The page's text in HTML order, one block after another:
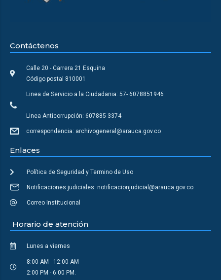
Contáctenos
Calle 20 - Carrera 21 Esquina
Código postal 810001
Linea de Servicio a la Ciudadania: 57- 6078851946
Linea Anticorrupción: 607885 3374
correspondencia: archivogeneral@arauca.gov.co
Enlaces
Política de Seguridad y Termino de Uso
Notificaciones judiciales: notificacionjudicial@arauca.gov.co
Correo Institucional
Horario de atención
Lunes a viernes
8:00 AM - 12:00 AM
2:00 PM - 6:00 PM.